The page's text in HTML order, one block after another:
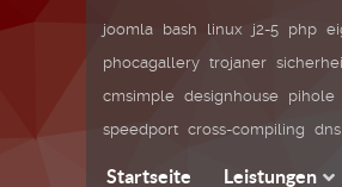
joomla bash linux j2-5 php
phocagallery trojaner
cmsimple designhouse pihole
speedport cross-compiling dns
Startseite Leistungen